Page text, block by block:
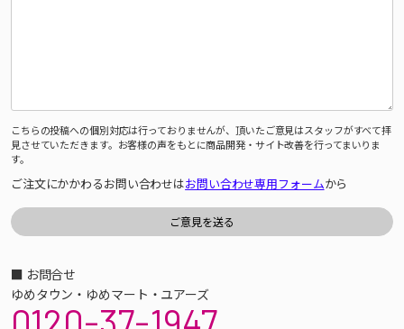
こちらの投稿への個別対応は行っておりませんが、頂いたご意見はスタッフがすべて拝
見させていただきます。お客様の声をもとに商品開発・サイト改善を行ってまいりま
す。
ご注文にかかわるお問い合わせはお問い合わせ専用フォームから
■ お問合せ
ゆめタウン・ゆめマート・ユアーズ